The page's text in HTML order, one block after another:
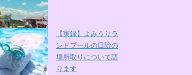
【実録】よみうりラ
ンドプールの日陰の
場所取りについて語
ります